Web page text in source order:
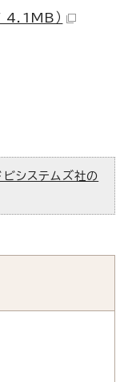
4.1MB）
ビシステムズ社の